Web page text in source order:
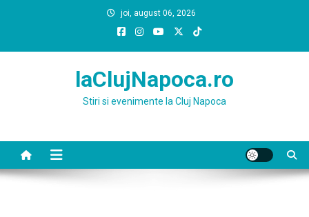
joi, august 06, 2026
laClujNapoca.ro
Stiri si evenimente la Cluj Napoca